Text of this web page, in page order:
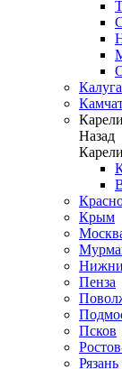
Калуга
Назад
Крым
Пенза
Псков
Рязань